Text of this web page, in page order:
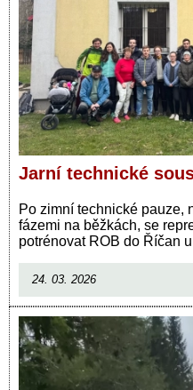
Jarní technické
Po zimní technické pauze,
fázemi na běžkách, se
potrénovat ROB do Říčan
24. 03. 2026